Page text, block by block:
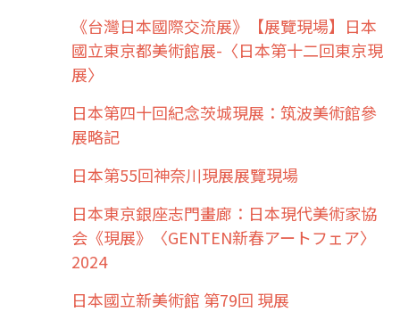
《台灣日本國際交流展》【展覽現場】日本
國立東京都美術館展-〈日本第十二回東京現
展〉
日本第四十回紀念茨城現展：筑波美術館參
展略記
日本第55回神奈川現展展覽現場
日本東京銀座志門畫廊：日本現代美術家協
会《現展》〈GENTEN新春アートフェア〉
2024
日本國立新美術館 第79回 現展